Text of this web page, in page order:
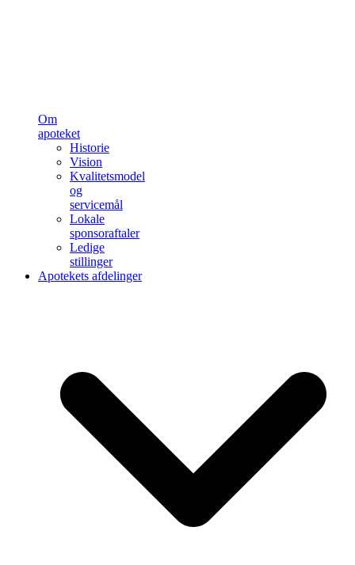
Om
apoteket
Historie
Vision
Kvalitetsmodel
og
servicemål
Lokale
sponsoraftaler
Ledige
stillinger
Apotekets afdelinger